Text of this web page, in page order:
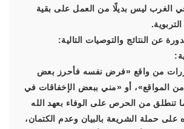
الغرب ليس بديلًا من العمل على بقية
عن النتائج والتوصيات التالية:
من واقع «فرض نفسه فأحرز بعض
المواقع»، أو «مني ببعض الإخفاقات في
تنطلق من الحرص على الوفاء بعهد الله
حملة الشريعة بالبيان وعدم الكتمان،